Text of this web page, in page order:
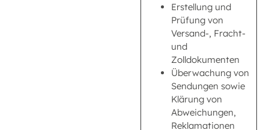
Erstellung und
Prüfung von
Versand-, Fracht-
und
Zolldokumenten
Überwachung von
Sendungen sowie
Klärung von
Abweichungen,
Reklamationen